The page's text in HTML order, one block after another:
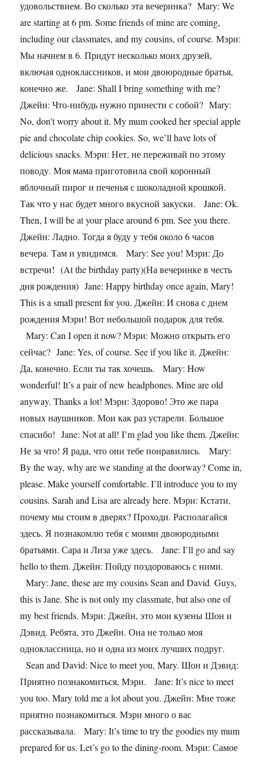
удовольствием. Во сколько эта вечеринка? Mary: We
are starting at 6 pm. Some friends of mine are coming,
including our classmates, and my cousins, of course. Мэри:
Мы начнем в 6. Придут несколько моих друзей,
включая одноклассников, и мои двоюродные братья,
конечно же. Jane: Shall I bring something with me?
Джейн: Что-нибудь нужно принести с собой? Mary:
No, don’t worry about it. My mum cooked her special apple
pie and chocolate chip cookies. So, we’ll have lots of
delicious snacks. Мэри: Нет, не переживай по этому
поводу. Моя мама приготовила свой коронный
яблочный пирог и печенья с шоколадной крошкой.
Так что у нас будет много вкусной закуски. Jane: Ok.
Then, I will be at your place around 6 pm. See you there.
Джейн: Ладно. Тогда я буду у тебя около 6 часов
вечера. Там и увидимся. Mary: See you! Мэри: До
встречи! (At the birthday party)(На вечеринке в честь
дня рождения) Jane: Happy birthday once again, Mary!
This is a small present for you. Джейн: И снова с днем
рождения Мэри! Вот небольшой подарок для тебя.
Mary: Can I open it now? Мэри: Можно открыть его
сейчас? Jane: Yes, of course. See if you like it. Джейн:
Да, конечно. Если ты так хочешь. Mary: How
wonderful! It’s a pair of new headphones. Mine are old
anyway. Thanks a lot! Мэри: Здорово! Это же пара
новых наушников. Мои как раз устарели. Большое
спасибо! Jane: Not at all! I’m glad you like them. Джейн:
Не за что! Я рада, что они тебе понравились. Mary:
By the way, why are we standing at the doorway? Come in,
please. Make yourself comfortable. I’ll introduce you to my
cousins. Sarah and Lisa are already here. Мэри: Кстати,
почему мы стоим в дверях? Проходи. Располагайся
здесь. Я познакомлю тебя с моими двоюродными
братьями. Сара и Лиза уже здесь. Jane: I’ll go and say
hello to them. Джейн: Пойду поздороваюсь с ними.
Mary: Jane, these are my cousins Sean and David. Guys,
this is Jane. She is not only my classmate, but also one of
my best friends. Мэри: Джейн, это мои кузены Шон и
Дэвид. Ребята, это Джейн. Она не только моя
одноклассница, но и одна из моих лучших подруг.
Sean and David: Nice to meet you, Mary. Шон и Дэвид:
Приятно познакомиться, Мэри. Jane: It’s nice to meet
you too. Mary told me a lot about you. Джейн: Мне тоже
приятно познакомиться. Мэри много о вас
рассказывала. Mary: It’s time to try the goodies my mum
prepared for us. Let’s go to the dining-room. Мэри: Самое